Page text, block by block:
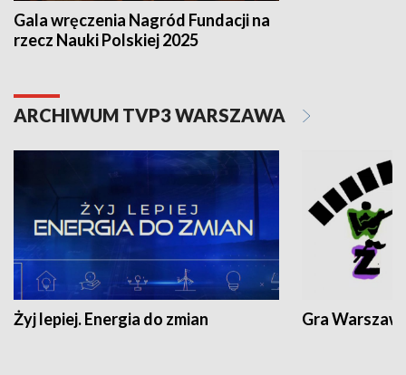
Gala wręczenia Nagród Fundacji na
rzecz Nauki Polskiej 2025
ARCHIWUM TVP3 WARSZAWA
Żyj lepiej. Energia do zmian Gra